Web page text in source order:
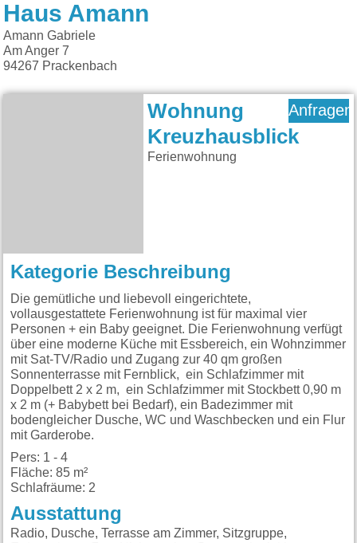
Haus Amann
Amann Gabriele
Am Anger 7
94267 Prackenbach
Wohnung
Kreuzhausblick
Ferienwohnung
Anfragen
Kategorie Beschreibung
Die gemütliche und liebevoll eingerichtete,
vollausgestattete Ferienwohnung ist für maximal vier
Personen + ein Baby geeignet. Die Ferienwohnung verfügt
über eine moderne Küche mit Essbereich, ein Wohnzimmer
mit Sat-TV/Radio und Zugang zur 40 qm großen
Sonnenterrasse mit Fernblick, ein Schlafzimmer mit
Doppelbett 2 x 2 m, ein Schlafzimmer mit Stockbett 0,90 m
x 2 m (+ Babybett bei Bedarf), ein Badezimmer mit
bodengleicher Dusche, WC und Waschbecken und ein Flur
mit Garderobe.
Pers: 1 - 4
Fläche: 85 m²
Schlafräume: 2
Ausstattung
Radio, Dusche, Terrasse am Zimmer, Sitzgruppe,